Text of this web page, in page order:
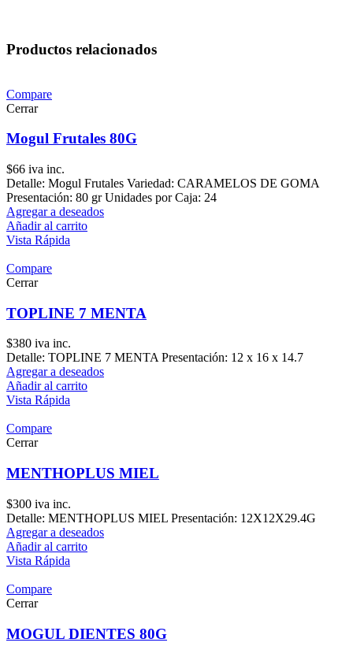
Productos relacionados
Compare
Cerrar
Mogul Frutales 80G
$66 iva inc.
Detalle: Mogul Frutales Variedad: CARAMELOS DE GOMA
Presentación: 80 gr Unidades por Caja: 24
Agregar a deseados
Añadir al carrito
Vista Rápida
Compare
Cerrar
TOPLINE 7 MENTA
$380 iva inc.
Detalle: TOPLINE 7 MENTA Presentación: 12 x 16 x 14.7
Agregar a deseados
Añadir al carrito
Vista Rápida
Compare
Cerrar
MENTHOPLUS MIEL
$300 iva inc.
Detalle: MENTHOPLUS MIEL Presentación: 12X12X29.4G
Agregar a deseados
Añadir al carrito
Vista Rápida
Compare
Cerrar
MOGUL DIENTES 80G